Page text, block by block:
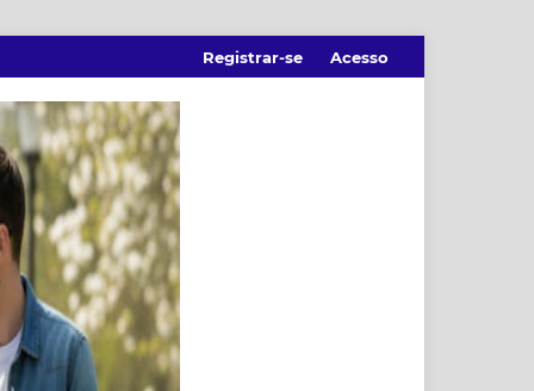
Registrar-se Acesso